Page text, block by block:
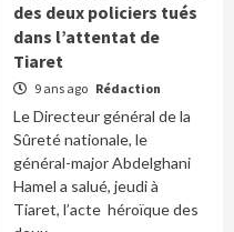
des deux policiers tués
dans l’attentat de
Tiaret
9 ans ago Rédaction
Le Directeur général de la
Sûreté nationale, le
général-major Abdelghani
Hamel a salué, jeudi à
Tiaret, l’acte héroïque des